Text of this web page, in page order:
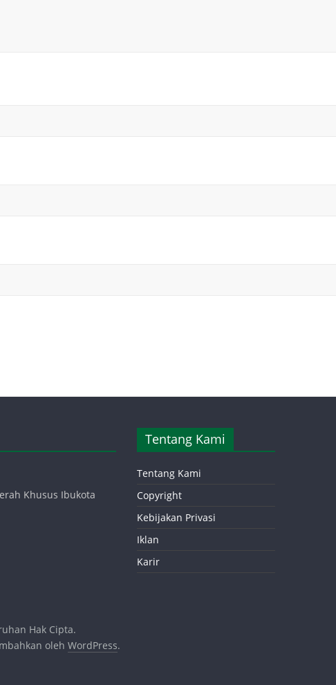
Khusus Ibukota
Tentang Kami
Tentang Kami
Copyright
Kebijakan Privasi
Iklan
Karir
Hak Cipta.
oleh WordPress.